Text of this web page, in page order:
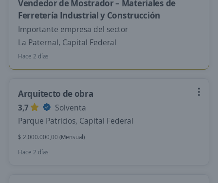
Vendedor de Mostrador – Materiales de
Ferretería Industrial y Construcción
Importante empresa del sector
La Paternal, Capital Federal
Hace 2 días
Arquitecto de obra
3,7
Solventa
Parque Patricios, Capital Federal
$ 2.000.000,00 (Mensual)
Hace 2 días